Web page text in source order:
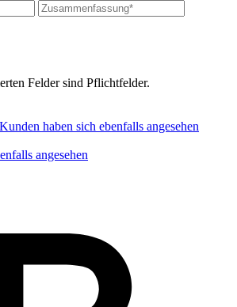
Felder sind Pflichtfelder.
Kunden haben sich ebenfalls angesehen
angesehen